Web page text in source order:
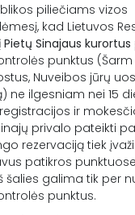
piliečiams vizos
kad Lietuvos
į Pietų Sinajaus kurortus
punktus
Nuveibos jūrų
ne ilgesniam nei 15
ir
privalo pateikti
rezervaciją tiek
patikros
šalies galima tik per
punktus.